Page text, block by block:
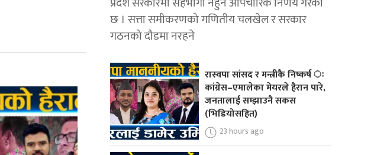
छ । सत्ता समीकरणको गणितीय चलखेल र सरकार
गठनको दौडमा नरहने
रास्वपा सांसद र मन्त्रीकै निष्कर्ष ः
कांग्रेस–एमालेका मेयरले हैरान पारे,
जनतालाई सम्झाउनै सकस
(भिडियोसहित)
23 hours ago